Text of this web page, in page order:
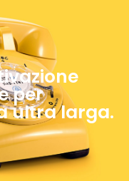
per
ultra larga.